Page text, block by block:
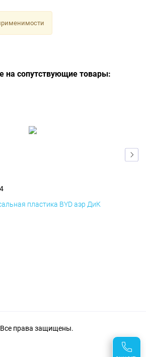
на сопутствующие товары:
пластика BYD аэр ДиК
права защищены.